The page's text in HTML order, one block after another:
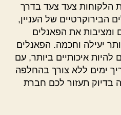
הלקוחות צעד צעד בדרך
הבירוקרטיים של העניין,
ומציבות את הפאנלים
יעילה וחכמה. הפאנלים
איכותיים ביותר, עם
ימים ללא צורך בהחלפה
בדיוק תעזור לכם חברת